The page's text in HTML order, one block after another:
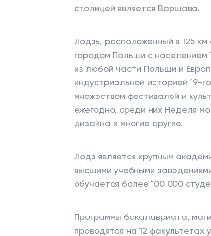
столицей является Варшава.
Лодзь, расположенный в 125
городом Польши с населением
из любой части Польши и
индустриальной историей 19-
множеством фестивалей и
ежегодно, среди них Неделя
дизайна и многие другие.
Лодз является крупным
высшими учебными
обучается более 100 000
Программы бакалавриата,
проводятся на 12 факультетах